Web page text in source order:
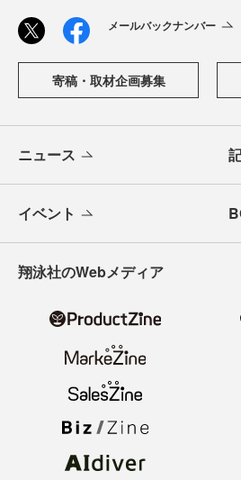
メールバックナンバー
寄稿・取材企画募集
ニュース
イベント
翔泳社のWebメディア